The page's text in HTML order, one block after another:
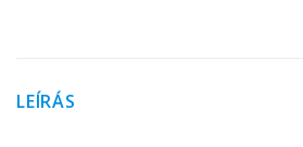
LEÍRÁS